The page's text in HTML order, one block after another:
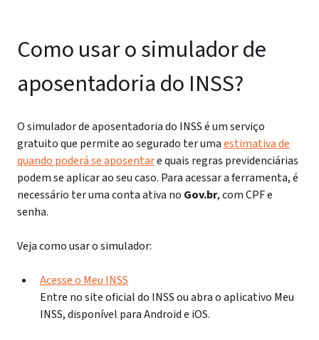
Como usar o simulador de
aposentadoria do INSS?
O simulador de aposentadoria do INSS é um serviço
gratuito que permite ao segurado ter umaestimativa de
quando poderá se aposentare quais regras previdenciárias
podem se aplicar ao seu caso. Para acessar a ferramenta, é
necessário ter uma conta ativa no Gov.br, com CPF e
senha.
Veja como usar o simulador:
Acesse o Meu INSS
Entre no site oficial do INSS ou abra o aplicativo Meu
INSS, disponível para Android e iOS.